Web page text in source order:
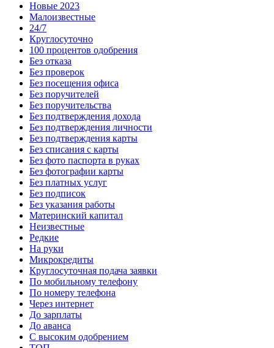
Новые 2023
Малоизвестные
24/7
Круглосуточно
100 процентов одобрения
Без отказа
Без проверок
Без посещения офиса
Без поручителей
Без поручительства
Без подтверждения дохода
Без подтверждения личности
Без подтверждения карты
Без списания с карты
Без фото паспорта в руках
Без фотографии карты
Без платных услуг
Без подписок
Без указания работы
Материнский капитал
Неизвестные
Редкие
На руки
Микрокредиты
Круглосуточная подача заявки
По мобильному телефону
По номеру телефона
Через интернет
До зарплаты
До аванса
С высоким одобрением